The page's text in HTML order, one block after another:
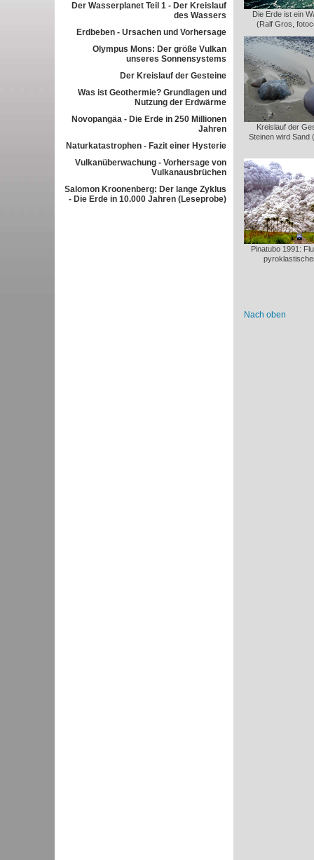
Der Wasserplanet Teil 1 - Der Kreislauf
des Wassers
Erdbeben - Ursachen und Vorhersage
Olympus Mons: Der größe Vulkan
unseres Sonnensystems
Der Kreislauf der Gesteine
Was ist Geothermie? Grundlagen und
Nutzung der Erdwärme
Novopangäa - Die Erde in 250 Millionen
Jahren
Naturkatastrophen - Fazit einer Hysterie
Vulkanüberwachung - Vorhersage von
Vulkanausbrüchen
Salomon Kroonenberg: Der lange Zyklus
- Die Erde in 10.000 Jahren (Leseprobe)
Die Erde ist ein
(Ralf Gros,
Kreislauf der
Steinen wird Sand
Pinatubo 1991:
Nach oben